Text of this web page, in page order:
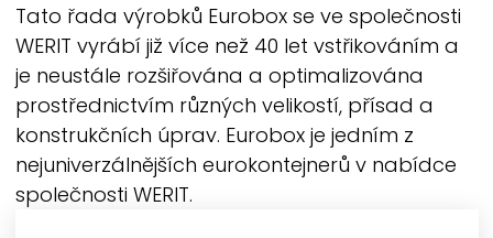
Tato řada výrobků Eurobox se ve společnosti
WERIT vyrábí již více než 40 let vstřikováním a
je neustále rozšiřována a optimalizována
prostřednictvím různých velikostí, přísad a
konstrukčních úprav. Eurobox je jedním z
nejuniverzálnějších eurokontejnerů v nabídce
společnosti WERIT.